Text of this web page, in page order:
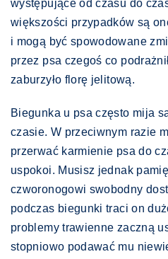
występujące od czasu do
większości przypadków są
i mogą być spowodowane
przez psa czegoś co
zaburzyło florę jelitową.
Biegunka u psa często mija
czasie. W przeciwnym razie
przerwać karmienie psa do
uspokoi. Musisz jednak
czworonogowi swobodny
podczas biegunki traci on
problemy trawienne zaczną
stopniowo podawać mu